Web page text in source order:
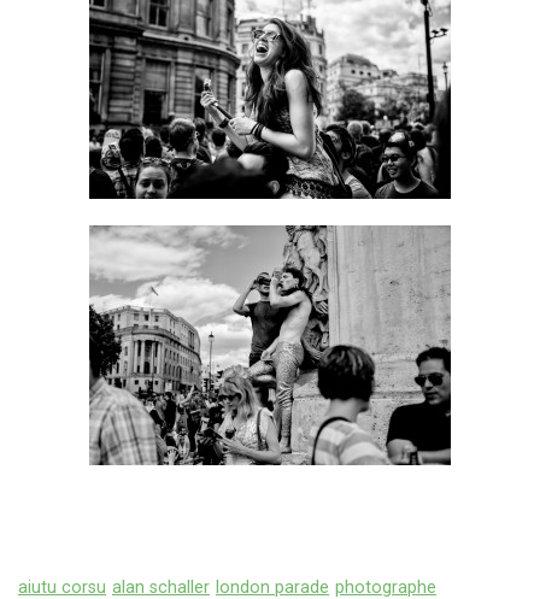
aiutu corsu alan schaller london parade photographe